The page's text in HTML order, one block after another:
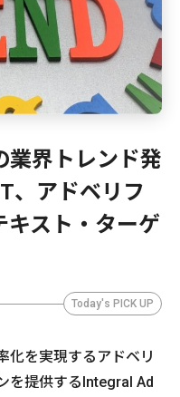
業界トレンド発
、アドベリフ
キスト・ターゲ
Today's PICK UP
化を実現するアドベリ
を提供するIntegral Ad